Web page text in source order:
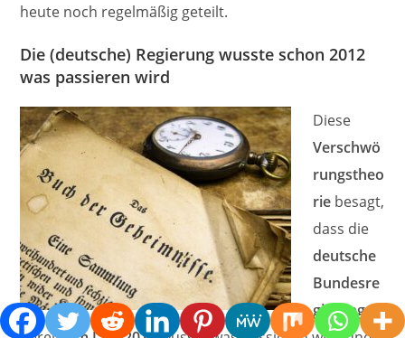
heute noch regelmäßig geteilt.
Die (deutsche) Regierung wusste schon 2012
was passieren wird
Diese
Verschwö
rungstheo
rie besagt,
dass die
deutsche
Bundesre
gierung